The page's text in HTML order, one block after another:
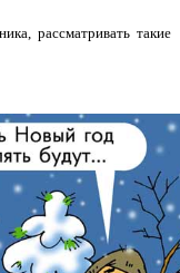
рассматривать такие